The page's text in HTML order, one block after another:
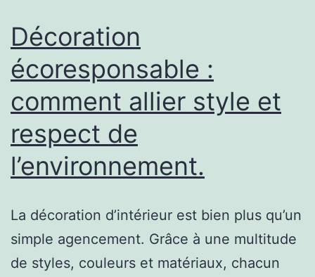
Décoration
écoresponsable :
comment allier style et
respect de
l’environnement.
La décoration d’intérieur est bien plus qu’un
simple agencement. Grâce à une multitude
de styles, couleurs et matériaux, chacun